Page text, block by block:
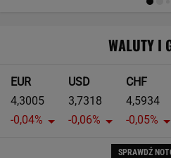
WALUTY I
EUR
4,3005
-0,04%
USD
3,7318
-0,06%
CHF
4,5934
-0,05%
SPRAWDŹ